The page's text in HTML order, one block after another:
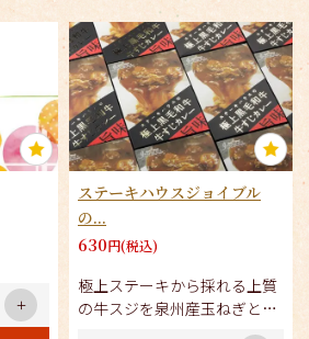
+
ステーキハウスジョイブル
の...
630円(税込)
極上ステーキから採れる上質
の牛スジを泉州産玉ねぎとと